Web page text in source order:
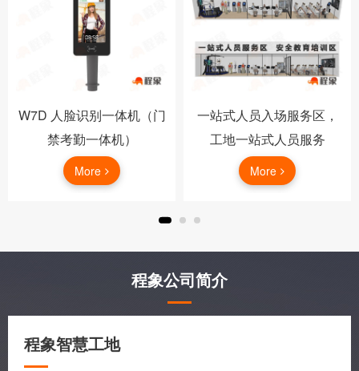
W7D 人脸识别一体机（门
禁考勤一体机）
More
一站式人员入场服务区，
工地一站式人员服务
More
程象公司简介
程象智慧工地